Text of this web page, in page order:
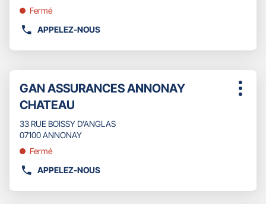
plus
amples
informations
Fermé
APPELEZ-NOUS
AFFICHER
DE
TÉLÉPHONE
DU
POINT
DE
VENTE
GAN
ASSURANCES
AUBENAS
VIVARAIS
sur
touche
ENTRÉE
pour
plus
amples
informations
Point
de
vente
:
GAN ASSURANCES ANNONAY
CHATEAU
33 RUE BOISSY D'ANGLAS
07100 ANNONAY
Fermé
APPELEZ-NOUS
AFFICHER
Plus